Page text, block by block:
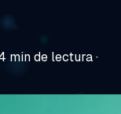
min de lectura·